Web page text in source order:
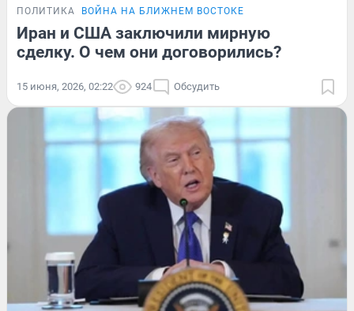
ПОЛИТИКА ВОЙНА НА БЛИЖНЕМ ВОСТОКЕ
Иран и США заключили мирную
сделку. О чем они договорились?
15 июня, 2026, 02:22 924 Обсудить